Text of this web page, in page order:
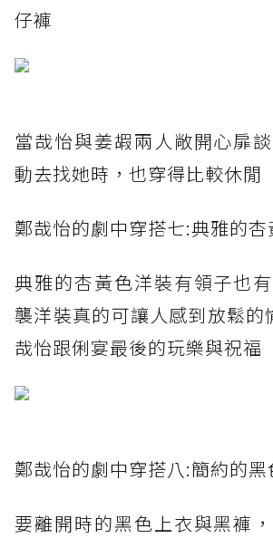
仔褲
當哉怡與姜嘏兩人敞開心扉
動去找她時，也穿得比較休閒
鄭哉怡的劇中穿搭七:典雅的杏
典雅的杏黃色洋裝有領子也
襲洋裝真的可讓人感到放鬆的
哉怡跟俐宴最後的玩樂與祝福
鄭哉怡的劇中穿搭八:簡約的
要離開時的黑色上衣與黑褲